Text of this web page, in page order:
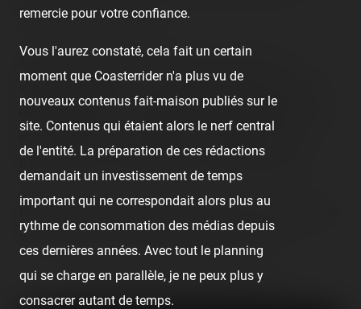
Qu'importe, nous y voilà !
s'apparente bien plus à une petite fête foraine, est très
orienté jeunesse : les métiers sont plutôt ciblés enfants,
et les quelques « plus grandes » attractions sont un
palais du rire, un train fantôme ou un Break Dance.
Rien de bien transcendant en soit, mais vous saurez bien
vite pourquoi on s'est arrêté rapidement ici… 😜
Retrouvez la visite précédant celle-ci :
remercie pour votre confiance.
Vous l'aurez constaté, cela fait un certain
moment que Coasterrider n'a plus vu de
nouveaux contenus fait-maison publiés sur le
site. Contenus qui étaient alors le nerf central
de l'entité. La préparation de ces rédactions
demandait un investissement de temps
important qui ne correspondait alors plus au
rythme de consommation des médias depuis
ces dernières années. Avec tout le planning
qui se charge en parallèle, je ne peux plus y
consacrer autant de temps.